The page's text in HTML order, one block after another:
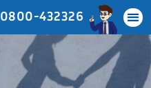
0800-432326